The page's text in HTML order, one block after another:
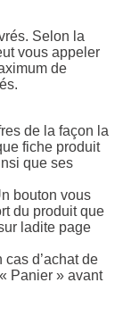
Selon la
vous appeler
de
de la façon la
fiche produit
que ses
bouton vous
du produit que
ladite page
d’achat de
Panier » avant